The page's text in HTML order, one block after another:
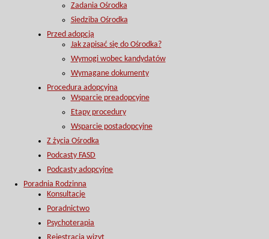
Zadania Ośrodka
Siedziba Ośrodka
Przed adopcją
Jak zapisać się do Ośrodka?
Wymogi wobec kandydatów
Wymagane dokumenty
Procedura adopcyjna
Wsparcie preadopcyjne
Etapy procedury
Wsparcie postadopcyjne
Z życia Ośrodka
Podcasty FASD
Podcasty adopcyjne
Poradnia Rodzinna
Konsultacje
Poradnictwo
Psychoterapia